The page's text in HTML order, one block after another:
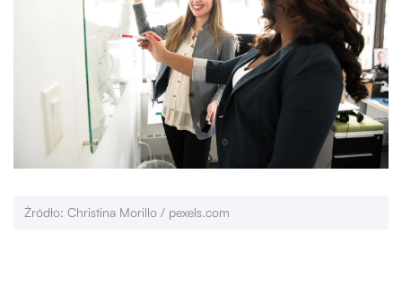
Źródło: Christina Morillo / pexels.com